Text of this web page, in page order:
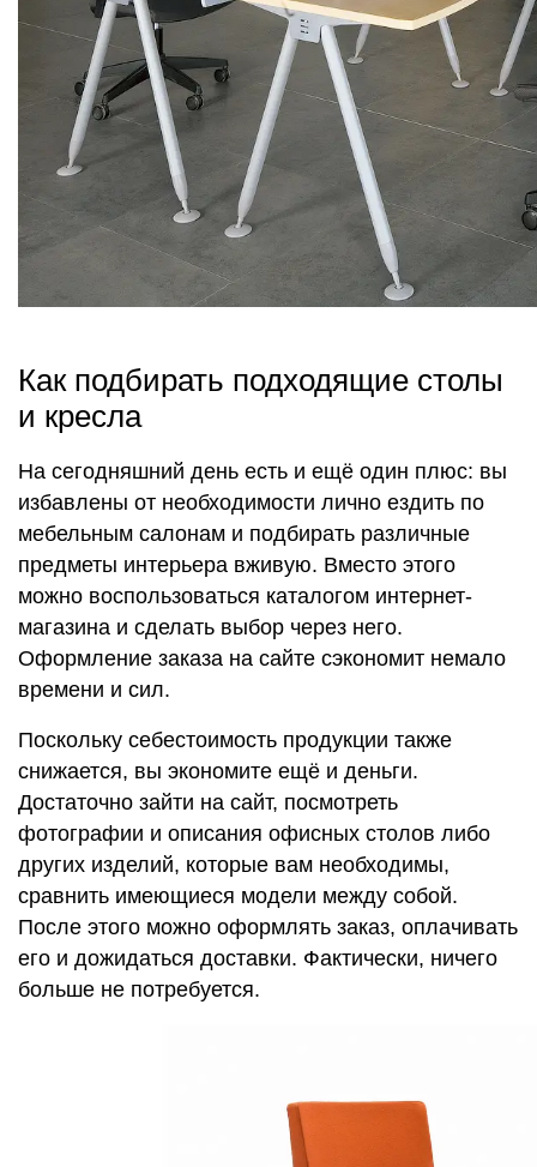
Как подбирать подходящие столы
и кресла
На сегодняшний день есть и ещё один плюс: вы
избавлены от необходимости лично ездить по
мебельным салонам и подбирать различные
предметы интерьера вживую. Вместо этого
можно воспользоваться каталогом интернет-
магазина и сделать выбор через него.
Оформление заказа на сайте сэкономит немало
времени и сил.
Поскольку себестоимость продукции также
снижается, вы экономите ещё и деньги.
Достаточно зайти на сайт, посмотреть
фотографии и описания офисных столов либо
других изделий, которые вам необходимы,
сравнить имеющиеся модели между собой.
После этого можно оформлять заказ, оплачивать
его и дожидаться доставки. Фактически, ничего
больше не потребуется.